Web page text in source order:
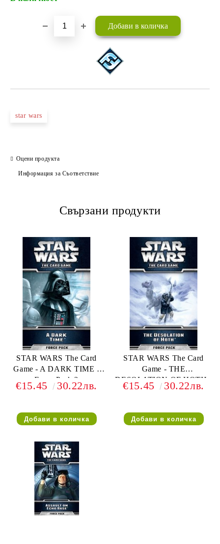
star wars
Оцени продукта
Информация за Съответствие
Свързани продукти
STAR WARS The Card
Game - A DARK TIME -
Force Pack 3
€15.45 30.22лв.
STAR WARS The Card
Game - THE
DESOLATION OF HOTH -
Force Pack 1
€15.45 30.22лв.